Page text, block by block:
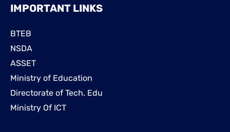
IMPORTANT LINKS
BTEB
NSDA
ASSET
Ministry of Education
Directorate of Tech. Edu
Ministry Of ICT